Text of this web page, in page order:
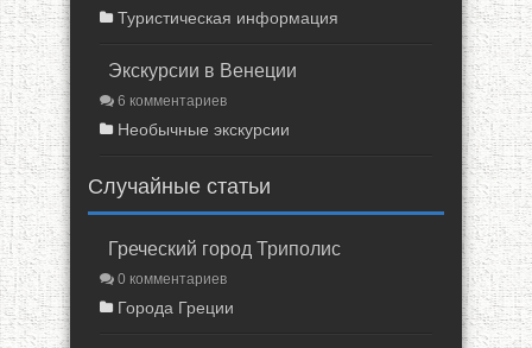
Туристическая информация
Экскурсии в Венеции
6 комментариев
Необычные экскурсии
Случайные статьи
Греческий город Триполис
0 комментариев
Города Греции